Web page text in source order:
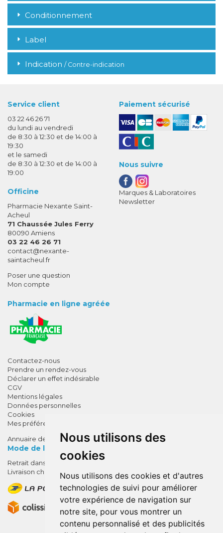
Nous utilisons des
cookies
Nous utilisons des cookies et d'autres
technologies de suivi pour améliorer
votre expérience de navigation sur
notre site, pour vous montrer un
contenu personnalisé et des publicités
Conditionnement
Label
Indication / Contre-indication
Service client
03 22 46 26 71
du lundi au vendredi
de 8:30 à 12:30 et de 14:00 à
19:30
et le samedi
de 8:30 à 12:30 et de 14:00 à
19:00
Officine
Pharmacie Nexante Saint-
Acheul
71 Chaussée Jules Ferry
80090 Amiens
03 22 46 26 71
contact-
@-
nexante-
saintacheul.fr
Poser une question
Mon compte
Paiement sécurisé
Nous suivre
Marques & Laboratoires
Newsletter
Pharmacie en ligne agréée
Contactez-nous
Prendre un rendez-vous
Déclarer un effet indésirable
CGV
Mentions légales
Données personnelles
Cookies
Mes préférences Cookies
Annuaire des pharmacies
Mode de livraison
Retrait dans la pharmacie
Livraison chez vous
SUR VOTRE 1ÈRE COMMANDE*
AVEC LE CODE
BIENVENUE10
* sans minimum d'achat , hors